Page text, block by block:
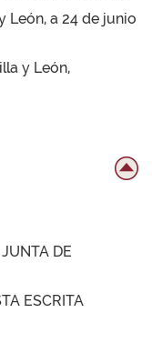
León, a 24 de junio
y León,
DE
ESCRITA